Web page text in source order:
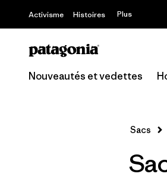
Activisme Histoires Plus
Nouveautés et vedettes
Sacs